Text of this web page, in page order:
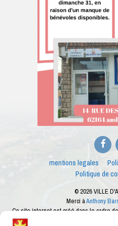
mentions legales
Politique de
© 2026 VILLE
Merci àAnthony
Ce site internet est créé dans le cadre